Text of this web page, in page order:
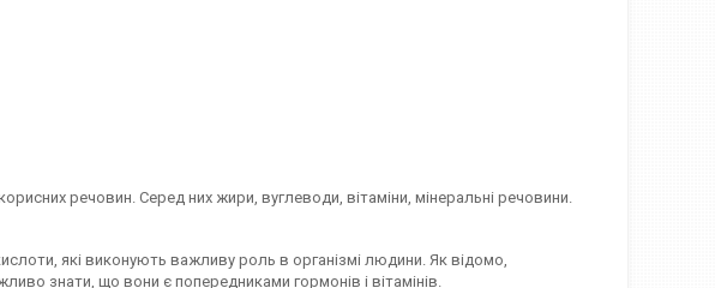
речовин. Серед них жири, вуглеводи, вітаміни, мінеральні речовини.
які виконують важливу роль в організмі людини. Як відомо,
знати, що вони є попередниками гормонів і вітамінів.